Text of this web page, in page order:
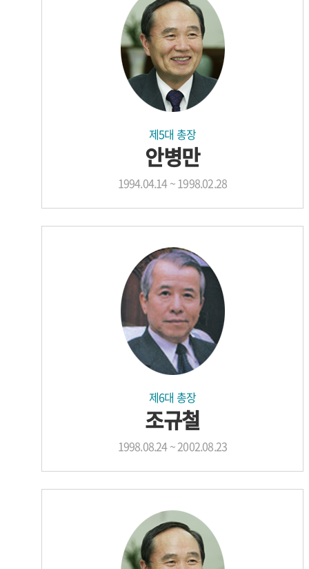
제5대 총장
안병만
1994.04.14 ~ 1998.02.28
제6대 총장
조규철
1998.08.24 ~ 2002.08.23